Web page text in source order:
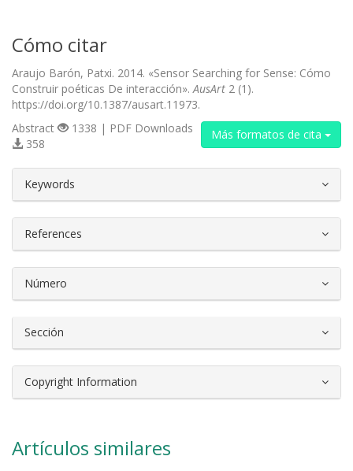
Cómo citar
Araujo Barón, Patxi. 2014. «Sensor Searching for Sense: Cómo
Construir poéticas De interacción». AusArt 2 (1).
https://doi.org/10.1387/ausart.11973.
Más formatos de cita
Abstract
1338 | PDF Downloads
358
Keywords
References
Número
Sección
Copyright Information
Artículos similares